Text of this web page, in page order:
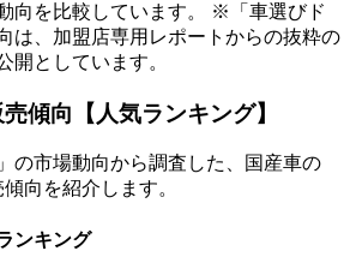
向を比較しています。 ※「車選びド
は、加盟店専用レポートからの抜粋の
開としています。
傾向【人気ランキング】
の市場動向から調査した、国産車の
向を紹介します。
ンキング